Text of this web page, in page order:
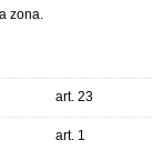
zona.
art. 23
art. 1